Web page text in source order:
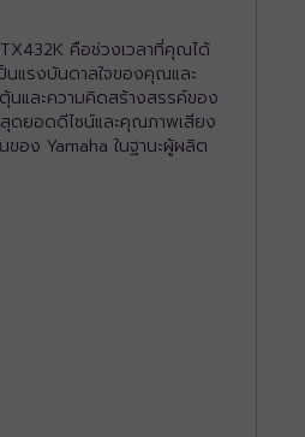
คือช่วงเวลาที่คุณได้
นแรงบันดาลใจของคุณและ
นและความคิดสร้างสรรค์ของ
ดยอดดีไซน์และคุณภาพเสียง
อง Yamaha ในฐานะผู้ผลิต